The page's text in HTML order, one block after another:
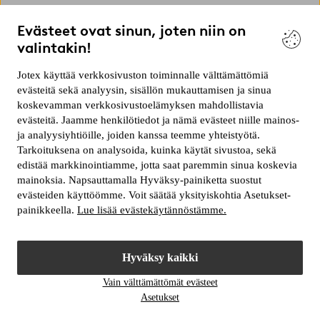
Evästeet ovat sinun, joten niin on
valintakin!
Jotex käyttää verkkosivuston toiminnalle välttämättömiä
evästeitä sekä analyysin, sisällön mukauttamisen ja sinua
koskevamman verkkosivustoelämyksen mahdollistavia
evästeitä. Jaamme henkilötiedot ja nämä evästeet niille mainos-
ja analyysiyhtiöille, joiden kanssa teemme yhteistyötä.
Tarkoituksena on analysoida, kuinka käytät sivustoa, sekä
edistää markkinointiamme, jotta saat paremmin sinua koskevia
mainoksia. Napsauttamalla Hyväksy-painiketta suostut
evästeiden käyttöömme. Voit säätää yksityiskohtia Asetukset-
painikkeella. Lue lisää evästekäytännöstämme.
Hyväksy kaikki
Vain välttämättömät evästeet
Asetukset
Miten Express toimii?
Miten saan rahat takaisin palauttamistani tuotteista?
Voinko maksaa laskuni osissa?
Et saanut vastausta kysymykseesi? Ota yhteyttä